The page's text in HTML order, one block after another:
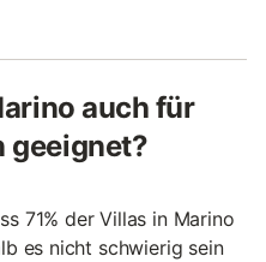
auch für
geeignet?
71% der Villas in Marino
es nicht schwierig sein